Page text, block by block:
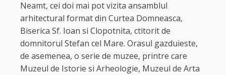
Neamt, cei doi mai pot vizita ansamblul
arhitectural format din Curtea Domneasca,
Biserica Sf. Ioan si Clopotnita, ctitorit de
domnitorul Stefan cel Mare. Orasul gazduieste,
de asemenea, o serie de muzee, printre care
Muzeul de Istorie si Arheologie, Muzeul de Arta